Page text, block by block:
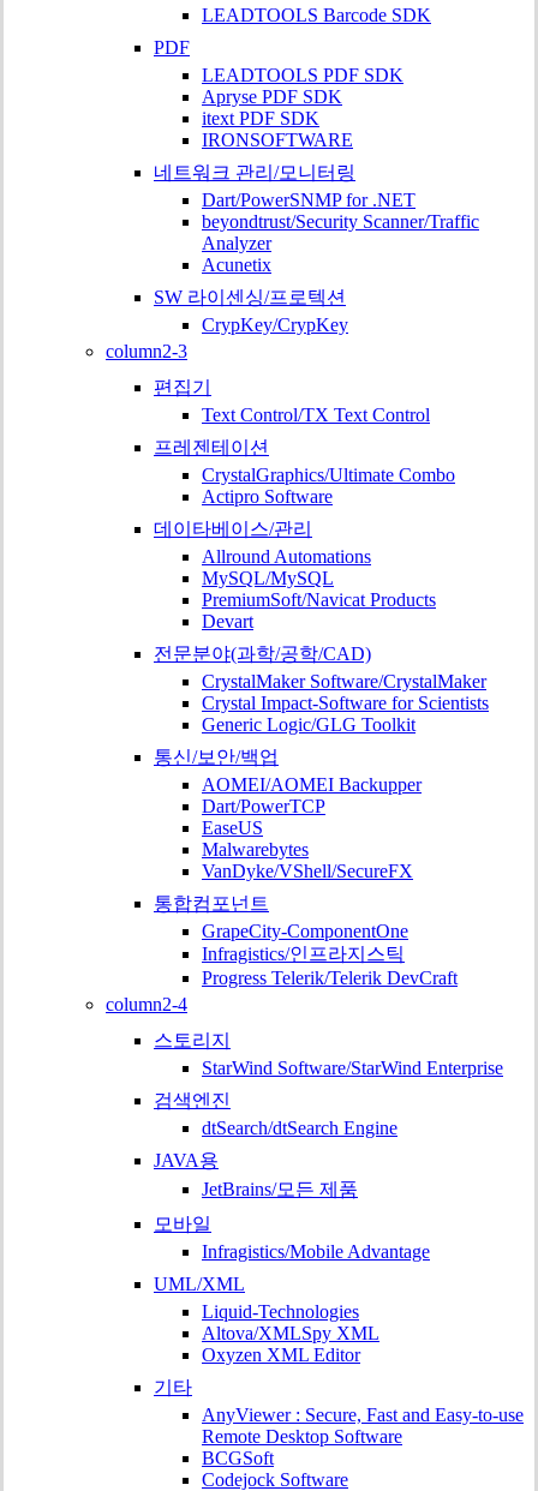
LEADTOOLS Barcode SDK
PDF
LEADTOOLS PDF SDK
Apryse PDF SDK
itext PDF SDK
IRONSOFTWARE
네트워크 관리/모니터링
Dart/PowerSNMP for .NET
beyondtrust/Security Scanner/Traffic
Analyzer
Acunetix
SW 라이센싱/프로텍션
CrypKey/CrypKey
column2-3
편집기
Text Control/TX Text Control
프레젠테이션
CrystalGraphics/Ultimate Combo
Actipro Software
데이타베이스/관리
Allround Automations
MySQL/MySQL
PremiumSoft/Navicat Products
Devart
전문분야(과학/공학/CAD)
CrystalMaker Software/CrystalMaker
Crystal Impact-Software for Scientists
Generic Logic/GLG Toolkit
통신/보안/백업
AOMEI/AOMEI Backupper
Dart/PowerTCP
EaseUS
Malwarebytes
VanDyke/VShell/SecureFX
통합컴포넌트
GrapeCity-ComponentOne
Infragistics/인프라지스틱
Progress Telerik/Telerik DevCraft
column2-4
스토리지
StarWind Software/StarWind Enterprise
검색엔진
dtSearch/dtSearch Engine
JAVA용
JetBrains/모든 제품
모바일
Infragistics/Mobile Advantage
UML/XML
Liquid-Technologies
Altova/XMLSpy XML
Oxyzen XML Editor
기타
AnyViewer : Secure, Fast and Easy-to-use
Remote Desktop Software
BCGSoft
Codejock Software